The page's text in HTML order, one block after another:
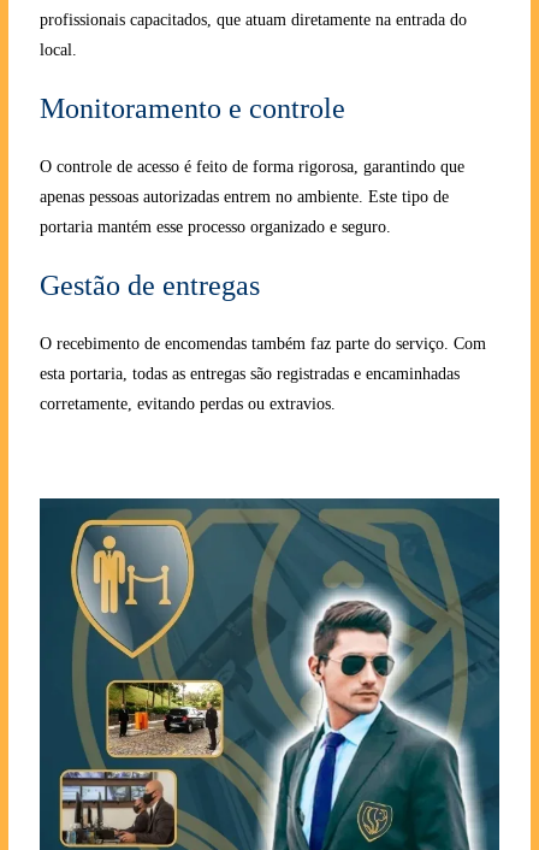
profissionais capacitados, que atuam diretamente na entrada do
local.
Monitoramento e controle
O controle de acesso é feito de forma rigorosa, garantindo que
apenas pessoas autorizadas entrem no ambiente. Este tipo de
portaria mantém esse processo organizado e seguro.
Gestão de entregas
O recebimento de encomendas também faz parte do serviço. Com
esta portaria, todas as entregas são registradas e encaminhadas
corretamente, evitando perdas ou extravios.